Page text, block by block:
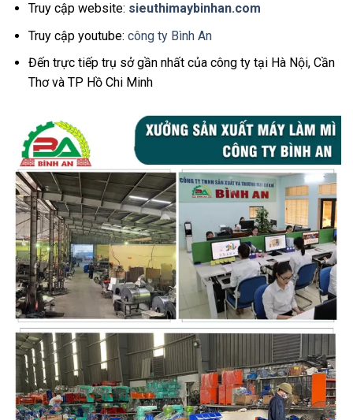
Truy cập website: sieuthimaybinhan.com
Truy cập youtube: công ty Bình An
Đến trực tiếp trụ sở gần nhất của công ty tại Hà Nội, Cần
Thơ và TP Hồ Chi Minh